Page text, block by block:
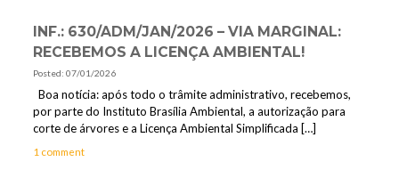
INF.: 630/ADM/JAN/2026 – VIA MARGINAL:
RECEBEMOS A LICENÇA AMBIENTAL!
Posted: 07/01/2026
Boa notícia: após todo o trâmite administrativo, recebemos,
por parte do Instituto Brasília Ambiental, a autorização para
corte de árvores e a Licença Ambiental Simplificada […]
1 comment